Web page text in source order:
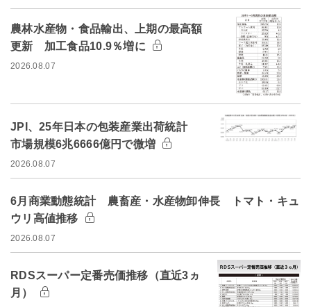
農林水産物・食品輸出、上期の最高額
更新 加工食品10.9％増に
2026.08.07
JPI、25年日本の包装産業出荷統計
市場規模6兆6666億円で微増
2026.08.07
6月商業動態統計 農畜産・水産物卸伸長 トマト・キュ
ウリ高値推移
2026.08.07
RDSスーパー定番売価推移（直近3ヵ
月）